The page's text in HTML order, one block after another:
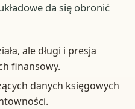
da się obronić
ale długi i presja
finansowy.
danych księgowych